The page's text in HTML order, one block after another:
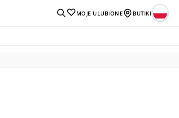
MOJE ULUBIONE BUTIKI